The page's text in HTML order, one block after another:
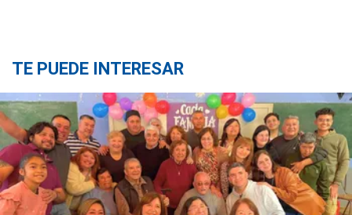
TE PUEDE INTERESAR